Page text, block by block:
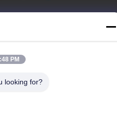
|
μηχανών Προμηθευτής. -2026
LTD Όλα τα δικαιώματα
PM
looking for?